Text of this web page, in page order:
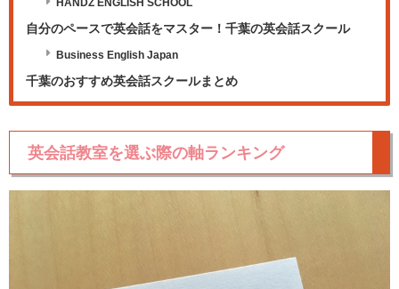
HANDZ ENGLISH SCHOOL
自分のペースで英会話をマスター！千葉の英会話スクール
Business English Japan
千葉のおすすめ英会話スクールまとめ
英会話教室を選ぶ際の軸ランキング